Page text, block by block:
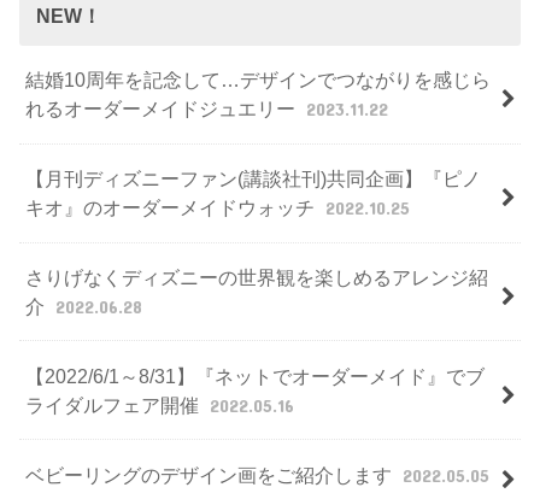
NEW！
結婚10周年を記念して…デザインでつながりを感じら
れるオーダーメイドジュエリー
2023.11.22
【月刊ディズニーファン(講談社刊)共同企画】『ピノ
キオ』のオーダーメイドウォッチ
2022.10.25
さりげなくディズニーの世界観を楽しめるアレンジ紹
介
2022.06.28
【2022/6/1～8/31】『ネットでオーダーメイド』でブ
ライダルフェア開催
2022.05.16
ベビーリングのデザイン画をご紹介します 2022.05.05